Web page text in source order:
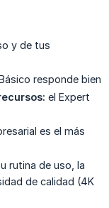
y de tus
responde bien
el Expert
es el más
rutina de uso, la
de calidad (4K